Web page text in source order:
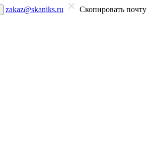
zakaz@skaniks.ru Скопировать почту